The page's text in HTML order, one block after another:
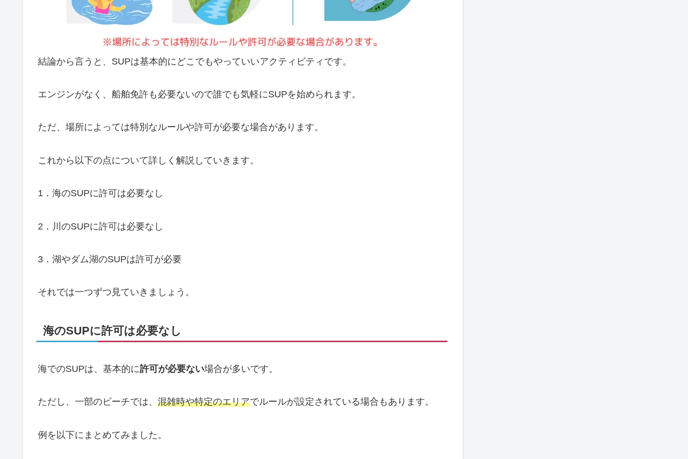
結論から言うと、SUPは基本的にどこでもやっていいアクティビティです。
エンジンがなく、船舶免許も必要ないので誰でも気軽にSUPを始められます。
ただ、場所によっては特別なルールや許可が必要な場合があります。
これから以下の点について詳しく解説していきます。
1．海のSUPに許可は必要なし
2．川のSUPに許可は必要なし
3．湖やダム湖のSUPは許可が必要
それでは一つずつ見ていきましょう。
海のSUPに許可は必要なし
海でのSUPは、基本的に許可が必要ない場合が多いです。
ただし、一部のビーチでは、 混雑時や特定のエリアでルールが設定されている場合もあります。
例を以下にまとめてみました。